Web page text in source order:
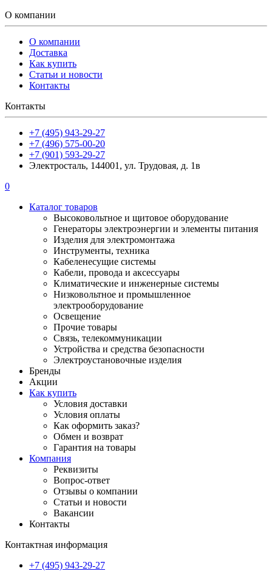
О компании
О компании
Доставка
Как купить
Статьи и новости
Контакты
Контакты
+7 (495) 943-29-27
+7 (496) 575-00-20
+7 (901) 593-29-27
Электросталь, 144001, ул. Трудовая, д. 1в
0
Каталог товаров
Высоковольтное и щитовое оборудование
Генераторы электроэнергии и элементы питания
Изделия для электромонтажа
Инструменты, техника
Кабеленесущие системы
Кабели, провода и аксессуары
Климатические и инженерные системы
Низковольтное и промышленное
электрооборудование
Освещение
Прочие товары
Связь, телекоммуникации
Устройства и средства безопасности
Электроустановочные изделия
Бренды
Акции
Как купить
Условия доставки
Условия оплаты
Как оформить заказ?
Обмен и возврат
Гарантия на товары
Компания
Реквизиты
Вопрос-ответ
Отзывы о компании
Статьи и новости
Вакансии
Контакты
Контактная информация
+7 (495) 943-29-27